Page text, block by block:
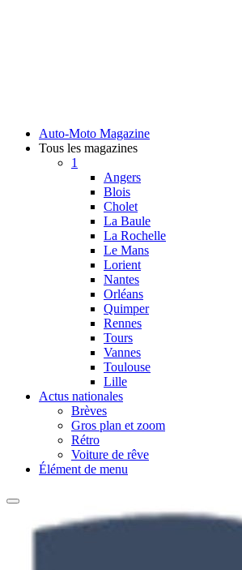
Auto-Moto Magazine
Tous les magazines
1
Angers
Blois
Cholet
La Baule
La Rochelle
Le Mans
Lorient
Nantes
Orléans
Quimper
Rennes
Tours
Vannes
Toulouse
Lille
Actus nationales
Brèves
Gros plan et zoom
Rétro
Voiture de rêve
Élément de menu